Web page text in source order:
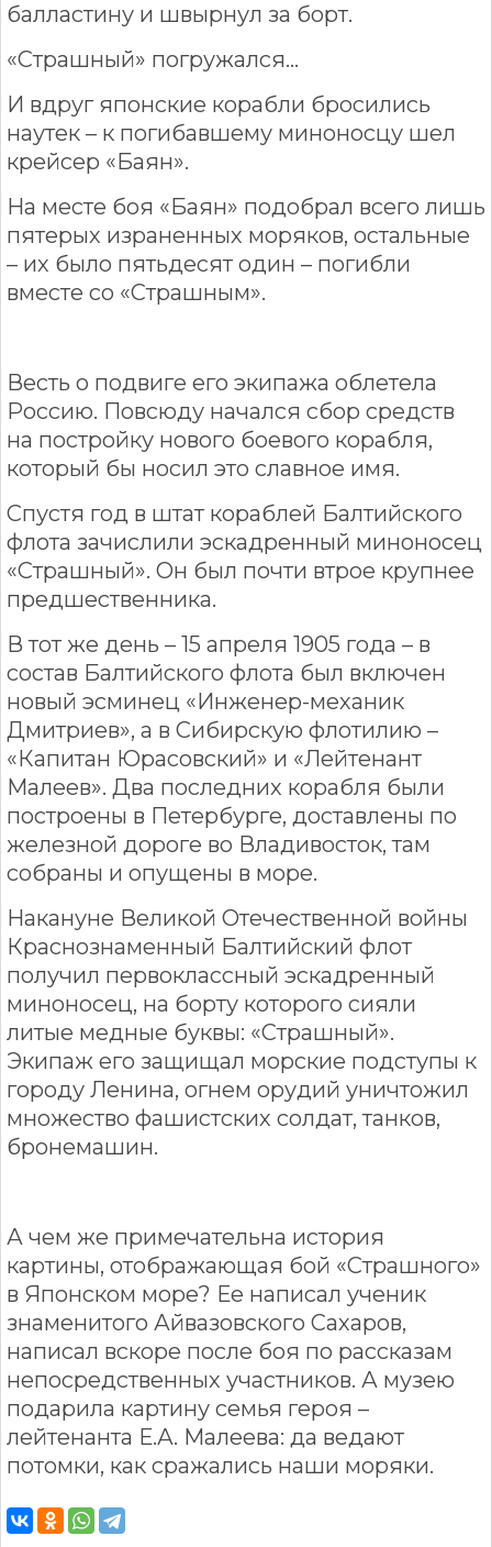
балластину и швырнул за борт.
«Страшный» погружался...
И вдруг японские корабли бросились
наутек – к погибавшему миноносцу шел
крейсер «Баян».
На месте боя «Баян» подобрал всего лишь
пятерых израненных моряков, остальные
– их было пятьдесят один – погибли
вместе со «Страшным».
Весть о подвиге его экипажа облетела
Россию. Повсюду начался сбор средств
на постройку нового боевого корабля,
который бы носил это славное имя.
Спустя год в штат кораблей Балтийского
флота зачислили эскадренный миноносец
«Страшный». Он был почти втрое крупнее
предшественника.
В тот же день – 15 апреля 1905 года – в
состав Балтийского флота был включен
новый эсминец «Инженер-механик
Дмитриев», а в Сибирскую флотилию –
«Капитан Юрасовский» и «Лейтенант
Малеев». Два последних корабля были
построены в Петербурге, доставлены по
железной дороге во Владивосток, там
собраны и опущены в море.
Накануне Великой Отечественной войны
Краснознаменный Балтийский флот
получил первоклассный эскадренный
миноносец, на борту которого сияли
литые медные буквы: «Страшный».
Экипаж его защищал морские подступы к
городу Ленина, огнем орудий уничтожил
множество фашистских солдат, танков,
бронемашин.
А чем же примечательна история
картины, отображающая бой «Страшного»
в Японском море? Ее написал ученик
знаменитого Айвазовского Сахаров,
написал вскоре после боя по рассказам
непосредственных участников. А музею
подарила картину семья героя –
лейтенанта Е.А. Малеева: да ведают
потомки, как сражались наши моряки.